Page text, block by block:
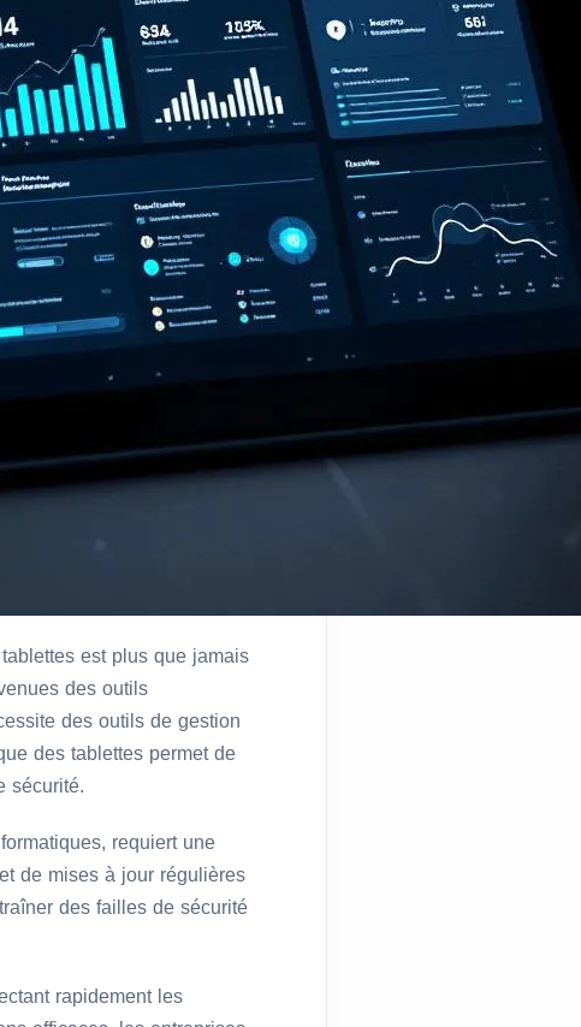
est plus que jamais
des outils
des outils de gestion
des tablettes permet de
sécurité.
requiert une
de mises à jour régulières
des failles de sécurité
rapidement les